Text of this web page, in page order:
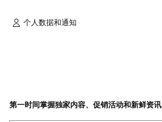
个人数据和通知
第一时间掌握独家内容、促销活动和新鲜资讯